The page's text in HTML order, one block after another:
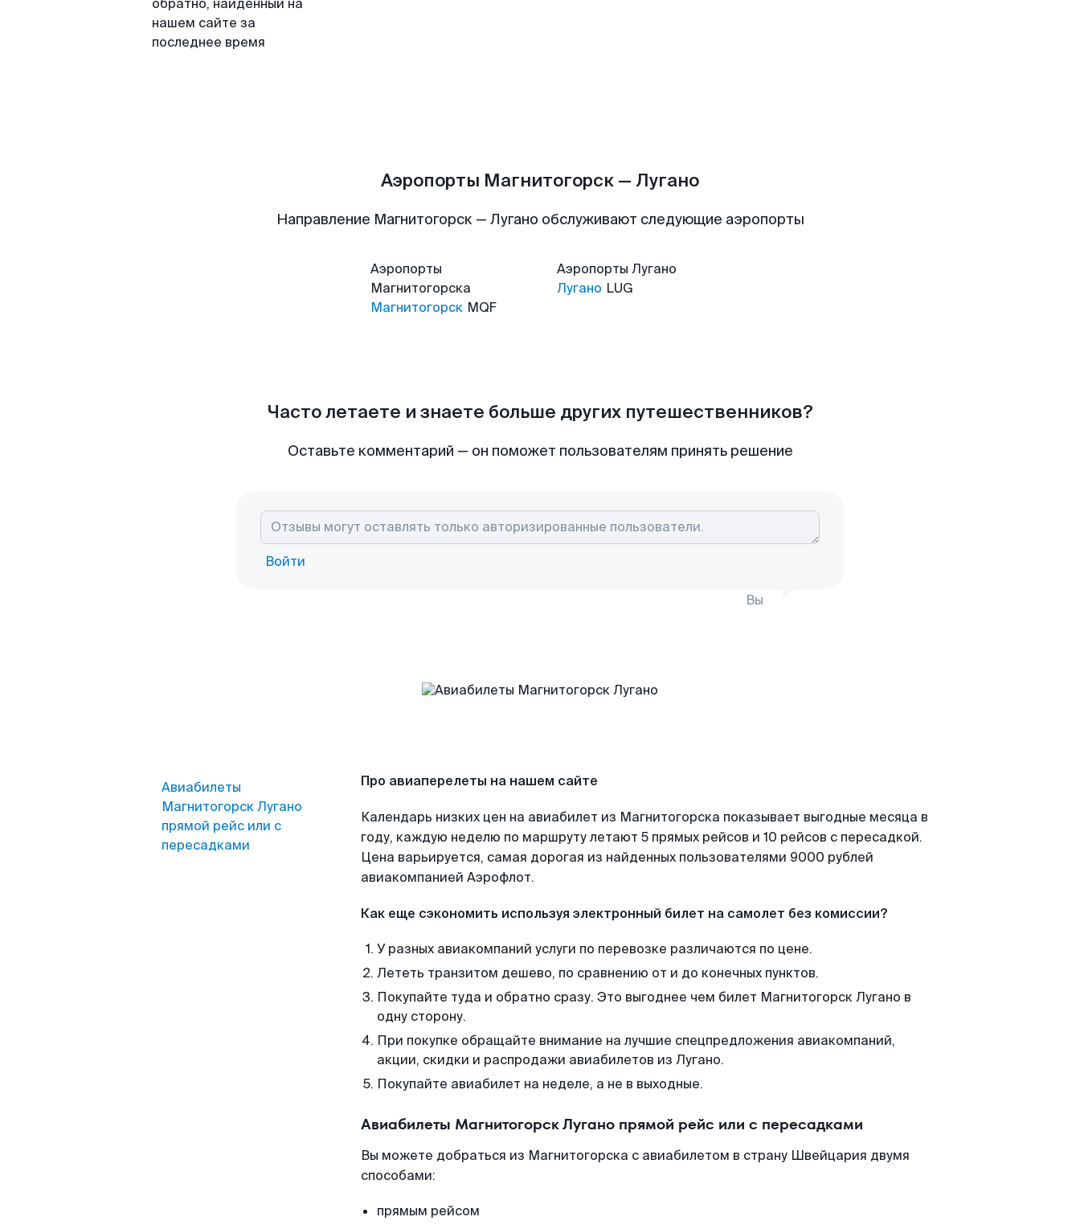
обратно, найденный на
нашем сайте за
последнее время
Аэропорты Магнитогорск — Лугано
Направление Магнитогорск — Лугано обслуживают следующие аэропорты
Аэропорты
Магнитогорска
Магнитогорск MQF
Аэропорты Лугано
Лугано LUG
Часто летаете и знаете больше других путешественников?
Оставьте комментарий — он поможет пользователям принять решение
Войти
Вы
Авиабилеты
Магнитогорск Лугано
прямой рейс или с
пересадками
Про авиаперелеты на нашем сайте
Календарь низких цен на авиабилет из Магнитогорска показывает выгодные месяца в
году, каждую неделю по маршруту летают 5 прямых рейсов и 10 рейсов с пересадкой.
Цена варьируется, самая дорогая из найденных пользователями 9000 рублей
авиакомпанией Аэрофлот.
Как еще сэкономить используя электронный билет на самолет без комиссии?
У разных авиакомпаний услуги по перевозке различаются по цене.
Лететь транзитом дешево, по сравнению от и до конечных пунктов.
Покупайте туда и обратно сразу. Это выгоднее чем билет Магнитогорск Лугано в
одну сторону.
При покупке обращайте внимание на лучшие спецпредложения авиакомпаний,
акции, скидки и распродажи авиабилетов из Лугано.
Покупайте авиабилет на неделе, а не в выходные.
Авиабилеты Магнитогорск Лугано прямой рейс или с пересадками
Вы можете добраться из Магнитогорска с авиабилетом в страну Швейцария двумя
способами:
прямым рейсом